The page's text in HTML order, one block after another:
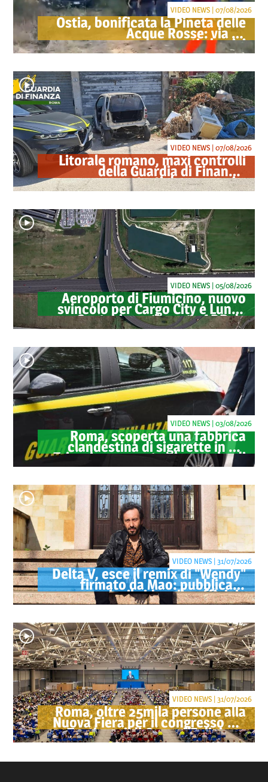
Ostia, bonificata la Pineta delle
Acque Rosse: via gli
accampamenti abusivi
VIDEO NEWS | 07/08/2026
Litorale romano, maxi controlli
della Guardia di Finanza:
sequestrati droga, armi e
ricambi di auto rubate
VIDEO NEWS | 07/08/2026
Aeroporto di Fiumicino, nuovo
svincolo per Cargo City e Lunga
Sosta: investimento ADR da
oltre 40 milioni
VIDEO NEWS | 05/08/2026
Roma, scoperta una fabbrica
clandestina di sigarette in via
Trigoria: sequestrati 1.350 kg di
tabacco
VIDEO NEWS | 03/08/2026
Delta V, esce il remix di "Wendy"
firmato da Mao: pubblicato
anche il videoclip ufficiale
VIDEO NEWS | 31/07/2026
Roma, oltre 25mila persone alla
Nuova Fiera per il congresso dei
Testimoni di Geova "Felici per
sempre"
VIDEO NEWS | 31/07/2026